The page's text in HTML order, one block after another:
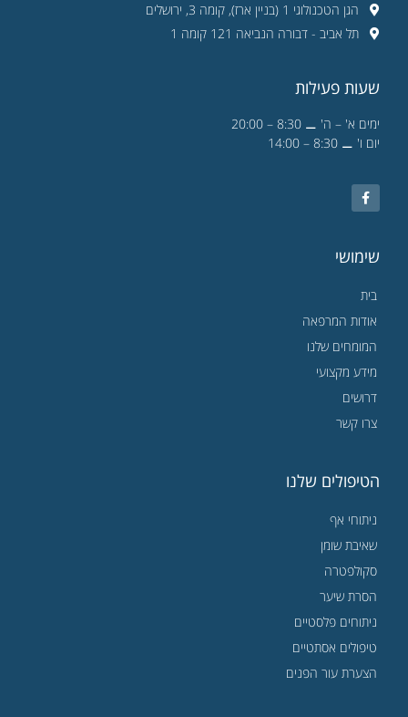
הגן הטכנולוגי 1 (בניין ארז), קומה 3, ירושלים
תל אביב - דבורה הנביאה 121 קומה 1
שעות פעילות
ימים א' – ה' ⚊ 8:30 – 20:00
יום ו' ⚊ 8:30 – 14:00
שימושי
בית
אודות המרפאה
המומחים שלנו
מידע מקצועי
דרושים
צרו קשר
הטיפולים שלנו
ניתוחי אף
שאיבת שומן
סקולפטרה
הסרת שיער
ניתוחים פלסטיים
טיפולים אסתטיים
הצערת עור הפנים